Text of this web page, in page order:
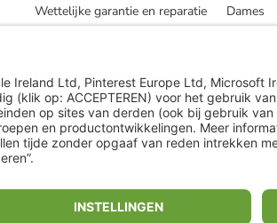
Wettelijke garantie en reparatie
Dames
Heren
** Alle prijsopgaven zijn inclusief belasting
ᵃ Bij een minimale
ᶜ Alle informatie & voorwaarden op